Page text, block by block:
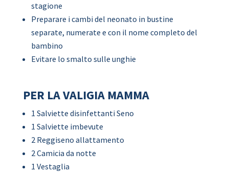
stagione
Preparare i cambi del neonato in bustine
separate, numerate e con il nome completo del
bambino
Evitare lo smalto sulle unghie
PER LA VALIGIA MAMMA
1 Salviette disinfettanti Seno
1 Salviette imbevute
2 Reggiseno allattamento
2 Camicia da notte
1 Vestaglia